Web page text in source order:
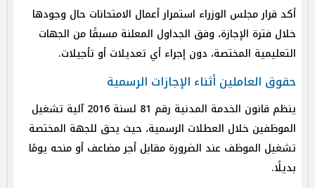
أكد قرار مجلس الوزراء استمرار أعمال الامتحانات حال وجودها
خلال فترة الإجازة، وفق الجداول المعلنة مسبقًا من الجهات
التعليمية المختصة، دون إجراء أي تعديلات أو تأجيلات.
حقوق العاملين أثناء الإجازات الرسمية
ينظم قانون الخدمة المدنية رقم 81 لسنة 2016 آلية تشغيل
الموظفين خلال العطلات الرسمية، حيث يحق للجهة المختصة
تشغيل الموظف عند الضرورة مقابل أجر مضاعف أو منحه يومًا
بديلًا.